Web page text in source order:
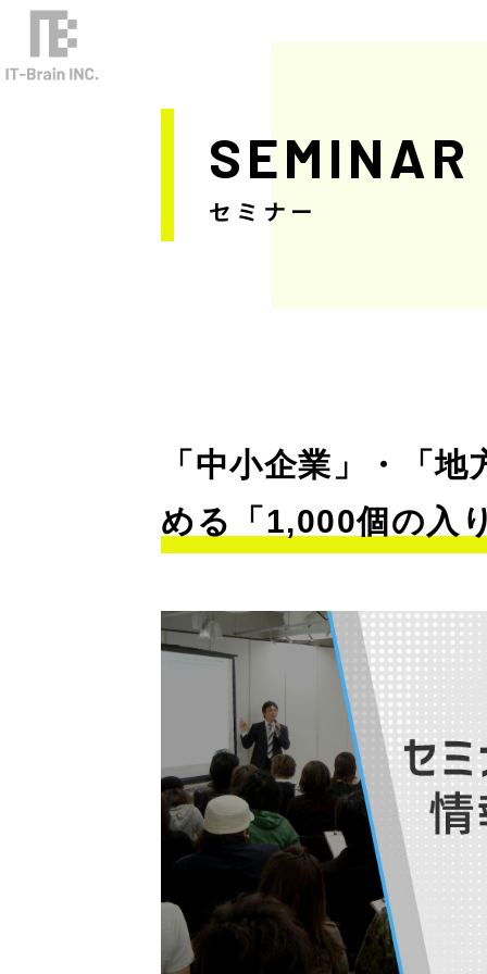
SEMINAR
セミナー
「中小企業」・「
める「1,000個の入